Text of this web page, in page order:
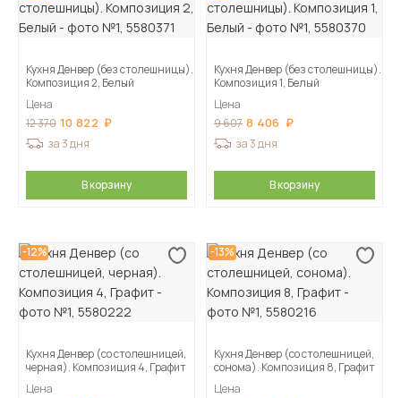
Кухня Денвер (без столешницы).
Композиция 2, Белый
Цена
12 370 10 822
за 3 дня
В корзину
Кухня Денвер (без столешницы).
Композиция 1, Белый
Цена
9 607 8 406
за 3 дня
В корзину
-12%
Кухня Денвер (со столешницей,
черная). Композиция 4, Графит
Цена
-13%
Кухня Денвер (со столешницей,
сонома). Композиция 8, Графит
Цена